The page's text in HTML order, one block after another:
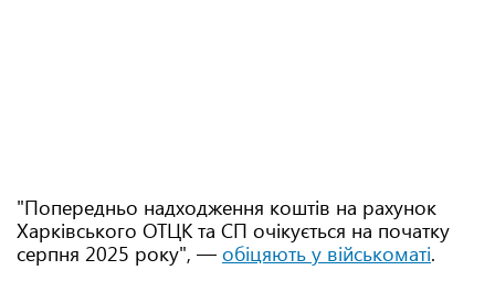
"Попередньо надходження коштів на рахунок
Харківського ОТЦК та СП очікується на початку
серпня 2025 року", — обіцяють у військоматі.